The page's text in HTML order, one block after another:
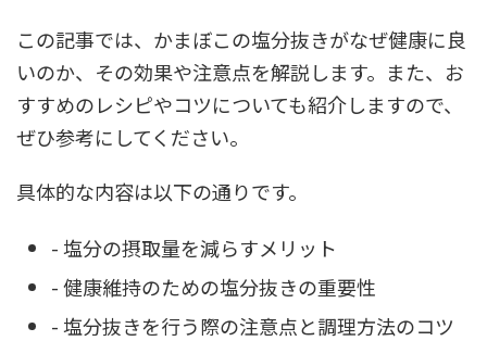
この記事では、かまぼこの塩分抜きがなぜ健康に良
いのか、その効果や注意点を解説します。また、お
すすめのレシピやコツについても紹介しますので、
ぜひ参考にしてください。
具体的な内容は以下の通りです。
- 塩分の摂取量を減らすメリット
- 健康維持のための塩分抜きの重要性
- 塩分抜きを行う際の注意点と調理方法のコツ